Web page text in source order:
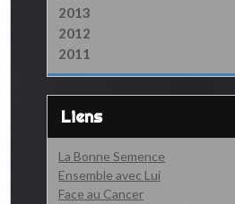
2013
2012
2011
Liens
La Bonne Semence
Ensemble avec Lui
Face au Cancer